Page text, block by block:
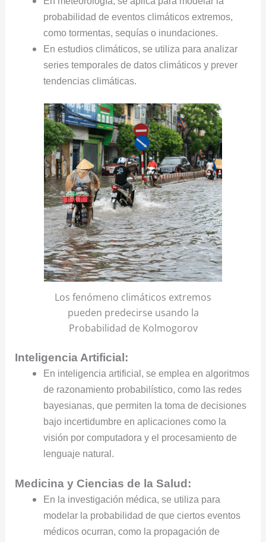
probabilidad de eventos climáticos extremos,
como tormentas, sequías o inundaciones.
En estudios climáticos, se utiliza para analizar
series temporales de datos climáticos y prever
tendencias climáticas.
Los fenómeno climáticos extremos
pueden predecirse usando la
Probabilidad de Kolmogorov
Inteligencia Artificial:
En inteligencia artificial, se emplea en algoritmos
de razonamiento probabilístico, como las redes
bayesianas, que permiten la toma de decisiones
bajo incertidumbre en aplicaciones como la
visión por computadora y el procesamiento de
lenguaje natural.
Medicina y Ciencias de la Salud:
En la investigación médica, se utiliza para
modelar la probabilidad de que ciertos eventos
médicos ocurran, como la propagación de